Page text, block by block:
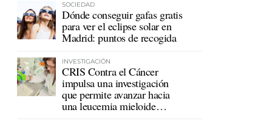
SOCIEDAD
Dónde conseguir gafas gratis
para ver el eclipse solar en
Madrid: puntos de recogida
INVESTIGACIÓN
CRIS Contra el Cáncer
impulsa una investigación
que permite avanzar hacia
una leucemia mieloide